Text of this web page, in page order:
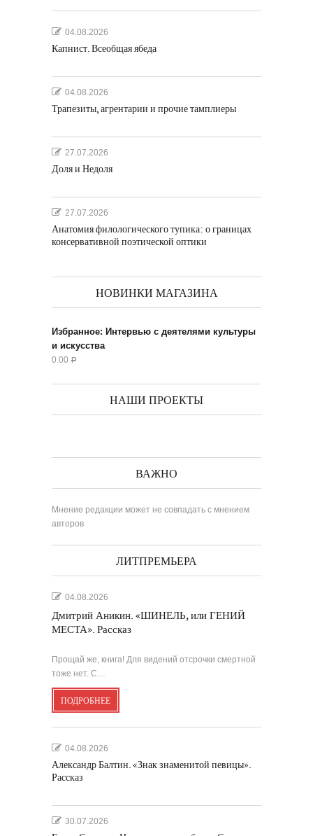
04.08.2026
Капнист. Всеобщая ябеда
04.08.2026
Трапезиты, агрентарии и прочие тамплиеры
27.07.2026
Доля и Недоля
27.07.2026
Анатомия филологического тупика: о границах
консервативной поэтической оптики
НОВИНКИ МАГАЗИНА
Избранное: Интервью с деятелями культуры
и искусства
0.00 Р
НАШИ ПРОЕКТЫ
ВАЖНО
Мнение редакции может не совпадать с мнением
авторов
ЛИТПРЕМЬЕРА
04.08.2026
Дмитрий Аникин. «ШИНЕЛЬ, или ГЕНИЙ
МЕСТА». Рассказ
Прощай же, книга! Для видений отсрочки смертной
тоже нет. С…
ПОДРОБНЕЕ
04.08.2026
Александр Балтин. «Знак знаменитой певицы».
Рассказ
30.07.2026